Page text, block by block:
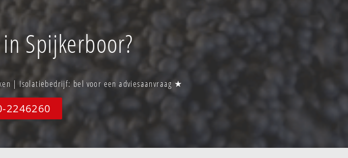
Spijkerboor?
| Isolatiebedrijf: bel voor een adviesaanvraag ★
2246260